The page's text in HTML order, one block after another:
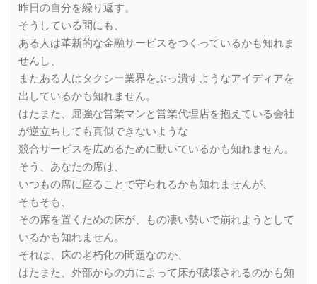
昨日の自分を繰り返す。
そうしている間にも、
ある人は革新的な金融サービスをつくっているかも知れま
せんし、
またある人はタクシー業界をぶっ潰すようなアイディアを
出しているかも知れません。
はたまた、屈強な営業マンと営業代理店を抱えている会社
が逆立ちしても真似できないような
競合サービスを広めるために動いているかも知れません。
そう、あなたの席は、
いつもの席に座ることで守られるかも知れませんが、
そもそも、
その席を置くための床が、もの凄い勢いで崩れようとして
いるかも知れません。
それは、床の老朽化の問題なのか、
はたまた、外部からの力によって床が破壊されるのかも知